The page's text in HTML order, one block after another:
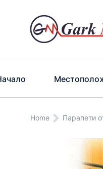
You are here:
Home Парапети